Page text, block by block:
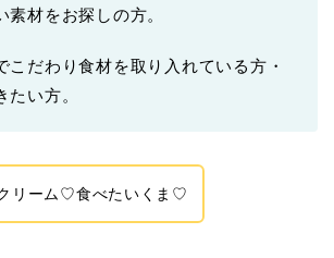
素材をお探しの方。
こだわり食材を取り入れている方・
たい方。
リーム♡食べたいくま♡